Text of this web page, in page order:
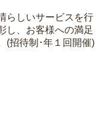
らしいサービスを行
し、お客様への満足
(招待制･年１回開催)